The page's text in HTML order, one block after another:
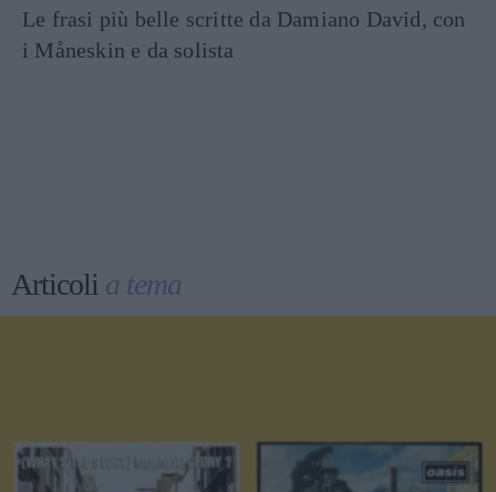
Le frasi più belle scritte da Damiano David, con
i Måneskin e da solista
Articoli a tema